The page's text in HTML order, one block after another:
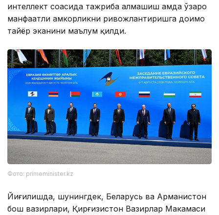
интеллект соҳасида тажриба алмашиш ҳамда ўзаро
манфаатли ҳамкорликни ривожлантиришга доимо
тайёр эканини маълум қилди.
Фото: primeminister.kz
Йиғилишда, шунингдек, Беларусь ва Арманистон
бош вазирлари, Қирғизистон Вазирлар Маҳкамаси